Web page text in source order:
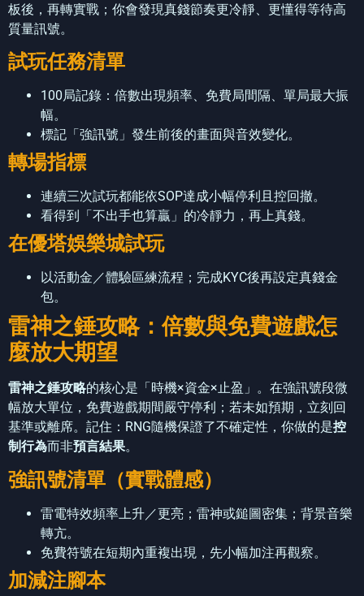
板後，再轉實戰；你會發現真錢節奏更冷靜、更懂得等待高
質量訊號。
試玩任務清單
100局記錄：倍數出現頻率、免費局間隔、單局最大振
幅。
標記「強訊號」發生前後的畫面與音效變化。
轉場指標
連續三次試玩都能依SOP達成小幅停利且控回撤。
看得到「不出手也算贏」的冷靜力，再上真錢。
在優塔娛樂城試玩
以活動金／體驗區練流程；完成KYC後再設定真錢金
包。
雷神之錘攻略：倍數與免費遊戲怎
麼放大期望
雷神之錘攻略的核心是「時機×資金×止盈」。在強訊號段微
幅放大單位，免費遊戲期間嚴守停利；若未如預期，立刻回
基準或離席。記住：RNG隨機保證了不確定性，你做的是控
制行為而非預言結果。
強訊號清單（實戰體感）
雷電特效頻率上升／更亮；雷神或鎚圖密集；背景音樂
轉亢。
免費符號在短期內重複出現，先小幅加注再觀察。
加減注腳本